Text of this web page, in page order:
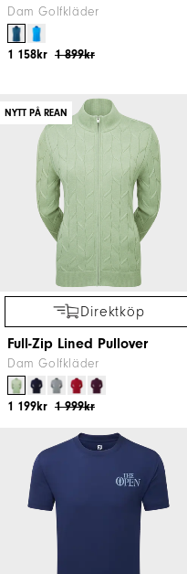
Dam Golfkläder
1 899kr
1 158kr
NYTT PÅ REAN
Direktköp
Full-Zip Lined Pullover
Dam Golfkläder
1 999kr
1 199kr